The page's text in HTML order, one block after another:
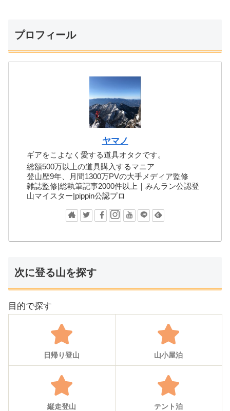
プロフィール
ヤマノ
ギアをこよなく愛する道具オタクです。
総額500万以上の道具購入するマニア
登山歴9年、月間1300万PVの大手メディア監修
雑誌監修|総執筆記事2000件以上｜みんラン公認登
山マイスター|pippin公認プロ
次に登る山を探す
目的で探す
日帰り登山 山小屋泊
縦走登山 テント泊